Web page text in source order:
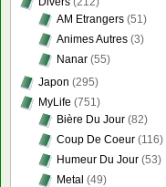
AM Etrangers (51)
Animes Autres (3)
Nanar (55)
Japon (295)
MyLife (751)
Bière Du Jour (82)
Coup De Coeur (116)
Humeur Du Jour (53)
Metal (49)